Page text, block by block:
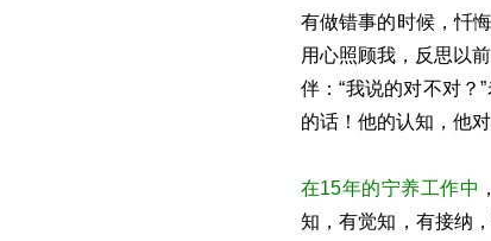
有做错事的时候，忏
用心照顾我，反思以
伴：“我说的对不对？
的话！他的认知，他
在15年的宁养工作中
知，有觉知，有接纳